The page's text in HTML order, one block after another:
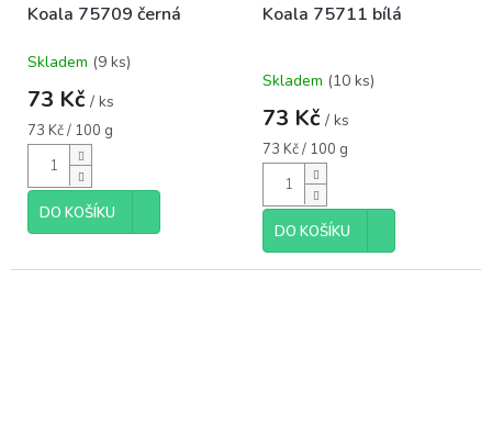
Koala 75709 černá
Průměrné
hodnocení
produktu
je
5,0
5
hvězdiček.
Skladem (9 ks)
73 Kč / ks
Měrná
cena:
73 Kč / 100 g
DO KOŠÍKU
Koala 75711 bílá
Skladem (10 ks)
73 Kč / ks
Měrná
cena:
73 Kč / 100 g
DO KOŠÍKU